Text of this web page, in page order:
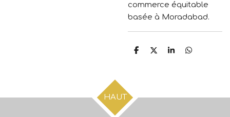
commerce équitable
basée à Moradabad.
P
e
P
e
P
e
P
e
HAUT